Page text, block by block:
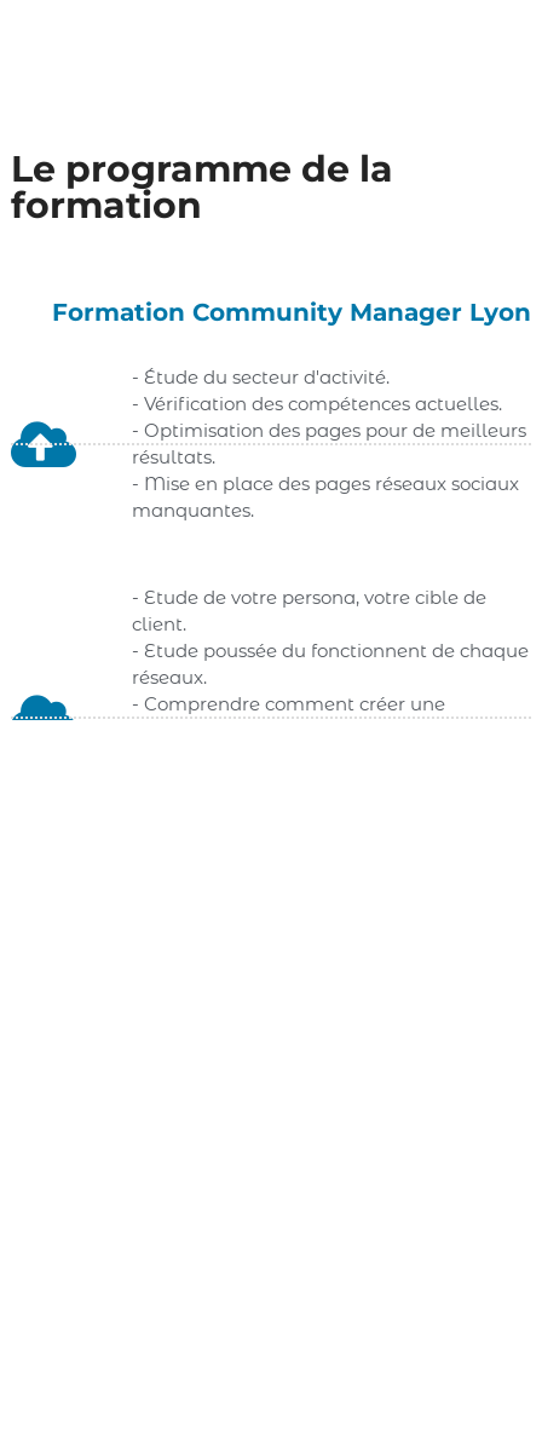
Le programme de la
formation
Formation Community Manager Lyon
- Étude du secteur d'activité.
- Vérification des compétences actuelles.
- Optimisation des pages pour de meilleurs
résultats.
- Mise en place des pages réseaux sociaux
manquantes.
- Etude de votre persona, votre cible de
client.
- Etude poussée du fonctionnent de chaque
réseaux.
- Comprendre comment créer une